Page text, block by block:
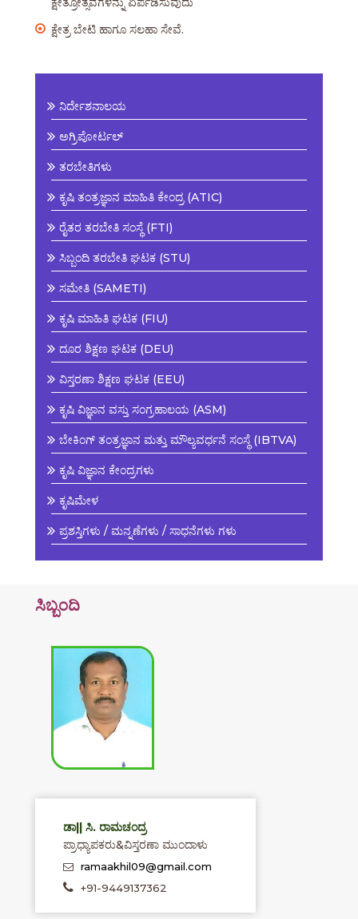
ಕ್ಷೇತ್ರ ಬೇಟಿ ಹಾಗೂ ಸಲಹಾ ಸೇವೆ.
ನಿರ್ದೇಶನಾಲಯ
ಅಗ್ರಿಪೋರ್ಟಲ್
ತರಬೇತಿಗಳು
ಕೃಷಿ ತಂತ್ರಜ್ಞಾನ ಮಾಹಿತಿ ಕೇಂದ್ರ (ATIC)
ರೈತರ ತರಬೇತಿ ಸಂಸ್ಥೆ (FTI)
ಸಿಬ್ಬಂದಿ ತರಬೇತಿ ಘಟಕ (STU)
ಸಮೇತಿ (SAMETI)
ಕೃಷಿ ಮಾಹಿತಿ ಘಟಕ (FIU)
ದೂರ ಶಿಕ್ಷಣ ಘಟಕ (DEU)
ವಿಸ್ತರಣಾ ಶಿಕ್ಷಣ ಘಟಕ (EEU)
ಕೃಷಿ ವಿಜ್ಞಾನ ವಸ್ತು ಸಂಗ್ರಹಾಲಯ (ASM)
ಬೇಕಿಂಗ್ ತಂತ್ರಜ್ಞಾನ ಮತ್ತು ಮೌಲ್ಯವರ್ಧನೆ ಸಂಸ್ಥೆ (IBTVA)
ಕೃಷಿ ವಿಜ್ಞಾನ ಕೇಂದ್ರಗಳು
ಕೃಷಿಮೇಳ
ಪ್ರಶಸ್ತಿಗಳು / ಮನ್ನಣೆಗಳು / ಸಾಧನೆಗಳು ಗಳು
ಸಿಬ್ಬಂದಿ
ಡಾ|| ಸಿ. ರಾಮಚಂದ್ರ
ಪ್ರಾಧ್ಯಾಪಕರು&ವಿಸ್ತರಣಾ ಮುಂದಾಳು
ramaakhil09@gmail.com
+91-9449137362